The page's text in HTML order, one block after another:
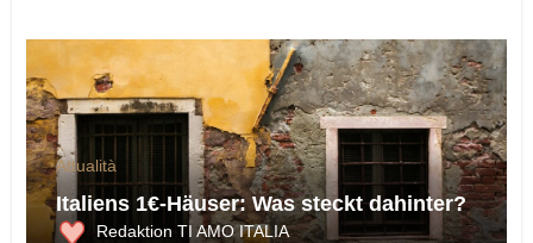
Attualità
Italiens 1€-Häuser: Was steckt dahinter?
Redaktion TI AMO ITALIA